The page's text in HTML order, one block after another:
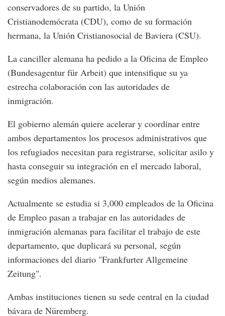
conservadores de su partido, la Unión
Cristianodemócrata (CDU), como de su formación
hermana, la Unión Cristianosocial de Baviera (CSU).
La canciller alemana ha pedido a la Oficina de Empleo
(Bundesagentur für Arbeit) que intensifique su ya
estrecha colaboración con las autoridades de
inmigración.
El gobierno alemán quiere acelerar y coordinar entre
ambos departamentos los procesos administrativos que
los refugiados necesitan para registrarse, solicitar asilo y
hasta conseguir su integración en el mercado laboral,
según medios alemanes.
Actualmente se estudia si 3,000 empleados de la Oficina
de Empleo pasan a trabajar en las autoridades de
inmigración alemanas para facilitar el trabajo de este
departamento, que duplicará su personal, según
informaciones del diario "Frankfurter Allgemeine
Zeitung".
Ambas instituciones tienen su sede central en la ciudad
bávara de Nüremberg.